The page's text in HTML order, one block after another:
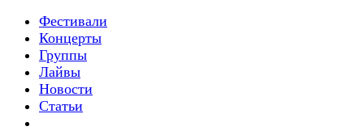
Фестивали
Концерты
Группы
Лайвы
Новости
Статьи